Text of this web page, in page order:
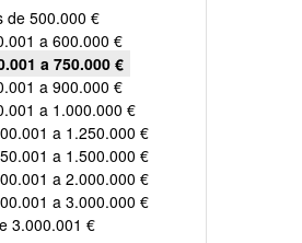
de 500.000 €
a 600.000 €
a 750.000 €
a 900.000 €
a 1.000.000 €
a 1.250.000 €
a 1.500.000 €
a 2.000.000 €
a 3.000.000 €
3.000.001 €